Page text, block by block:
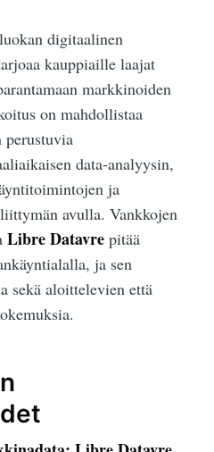
digitaalinen
kauppiaille laajat
markkinoiden
on mahdollistaa
perustuvia
data-analyysin,
ja
avulla. Vankkojen
Libre Datavre pitää
ja sen
sekä aloittelevien että